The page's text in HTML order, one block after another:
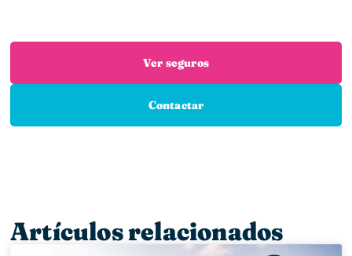
Ver seguros
Contactar
Artículos relacionados